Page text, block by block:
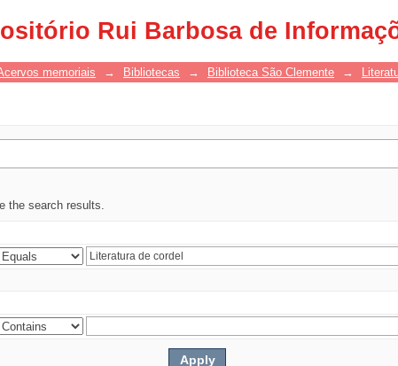
Rui Barbosa de
memoriais → Bibliotecas → Biblioteca São Clemente →
the search results.